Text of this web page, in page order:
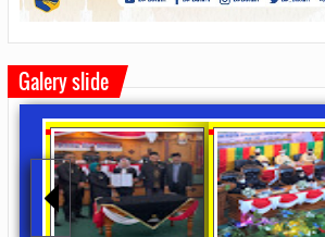
Galery slide